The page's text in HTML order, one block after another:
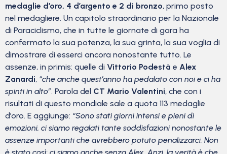
medaglie d’oro, 4 d’argento e 2 di bronzo, primo posto
nel medagliere. Un capitolo straordinario per la Nazionale
di Paraciclismo, che in tutte le giornate di gara ha
confermato la sua potenza, la sua grinta, la sua voglia di
dimostrare di esserci ancora nonostante tutto. Le
assenze, in primis: quelle di Vittorio Podestà e Alex
Zanardi, “che anche quest’anno ha pedalato con noi e ci ha
spinti in alto”. Parola del CT Mario Valentini, che con i
risultati di questo mondiale sale a quota 113 medaglie
d’oro. E aggiunge: “Sono stati giorni intensi e pieni di
emozioni, ci siamo regalati tante soddisfazioni nonostante le
assenze importanti che avrebbero potuto penalizzarci. Non